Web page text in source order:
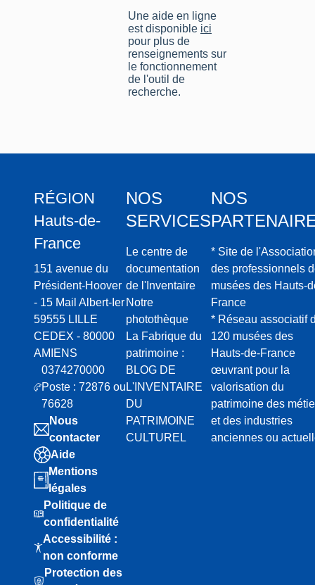
Une aide en ligne
est disponible ici
pour plus de
renseignements sur
le fonctionnement
de l'outil de
recherche.
RÉGION
Hauts-de-
France
151 avenue du
Président-Hoover
- 15 Mail Albert-Ier
59555 LILLE
CEDEX - 80000
AMIENS
0374270000
Poste : 72876 ou
76628
Nous
contacter
Aide
Mentions
légales
Politique de
confidentialité
Accessibilité :
non conforme
Protection des
NOS
SERVICES
Le centre de
documentation
de l'Inventaire
Notre
photothèque
La Fabrique du
patrimoine :
BLOG DE
L'INVENTAIRE
DU
PATRIMOINE
CULTUREL
NOS
* Site de
des professionnels
musées des Hauts-
France
* Réseau associatif
120 musées des
Hauts-de-France
œuvrant pour la
valorisation du
patrimoine des
et des industries
anciennes ou